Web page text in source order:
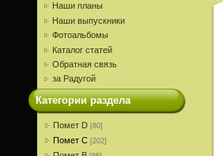
Наши планы
Наши выпускники
Фотоальбомы
Каталог статей
Обратная связь
за Радугой
Категории раздела
Помет D [80]
Помет С [202]